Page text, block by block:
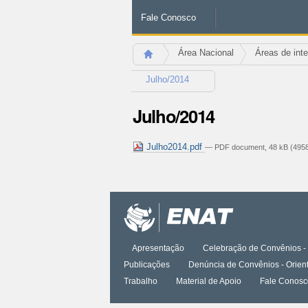
Fale Conosco
Área Nacional Áreas de
Julho/2014
Julho/2014
Julho2014.pdf — PDF document, 48 kB
documento
Apresentação Celebração de Convênios
Publicações
Denúncia de Convênios -
Trabalho
Material de Apoio Fale